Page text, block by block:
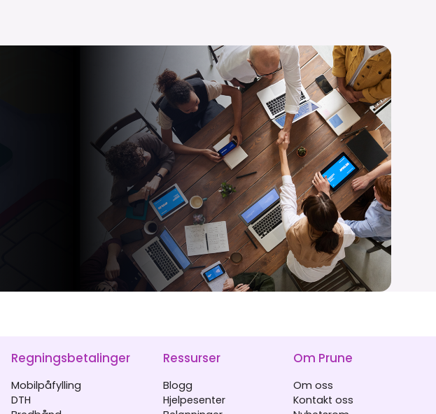
Regningsbetalinger
Mobilpåfylling
DTH
Ressurser
Blogg
Hjelpesenter
Om Prune
Om oss
Kontakt oss